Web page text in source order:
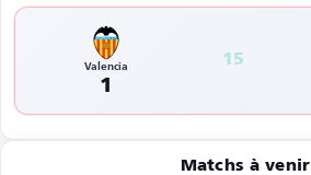
Valencia
1
15
Matchs à venir